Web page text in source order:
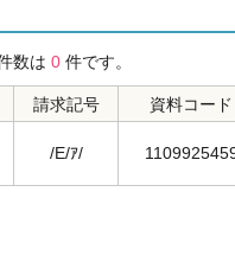
数は 0 件です。
請求記号 資料コード
/E/ｱ/